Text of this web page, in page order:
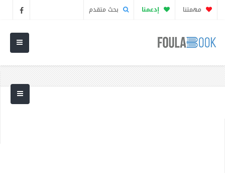
مهمتنا إدعمنا بحث متقدم